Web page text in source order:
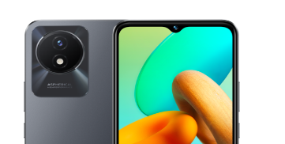
V30 5G V30e 5G